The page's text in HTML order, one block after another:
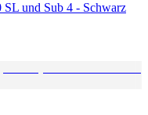
und Sub 4 - Schwarz